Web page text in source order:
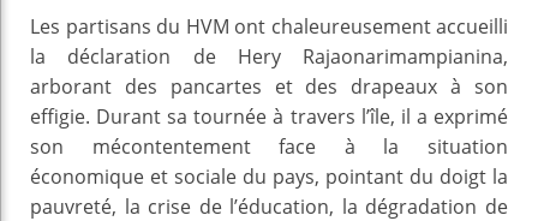
Les partisans du HVM ont chaleureusement accueilli
la déclaration de Hery Rajaonarimampianina,
arborant des pancartes et des drapeaux à son
effigie. Durant sa tournée à travers l’île, il a exprimé
son mécontentement face à la situation
économique et sociale du pays, pointant du doigt la
pauvreté, la crise de l’éducation, la dégradation de